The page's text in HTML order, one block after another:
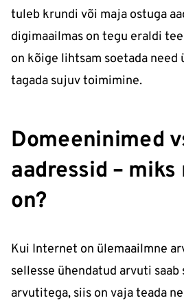
tuleb krundi või maja ostuga
digimaailmas on tegu eraldi
on kõige lihtsam soetada need
tagada sujuv toimimine.
Domeeninimed
aadressid – miks
on?
Kui Internet on ülemaailmne
sellesse ühendatud arvuti
arvutitega, siis on vaja teada